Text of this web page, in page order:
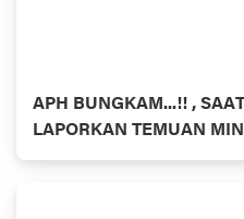
APH BUNGKAM...!! ,
LAPORKAN TEMUAN
HUKUM INHU- RIAU